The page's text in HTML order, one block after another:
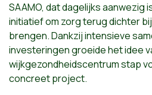
SAAMO, dat dagelijks aanwezig
initiatief om zorg terug dichter
brengen. Dankzij intensieve
investeringen groeide het idee
wijkgezondheidscentrum stap
concreet project.